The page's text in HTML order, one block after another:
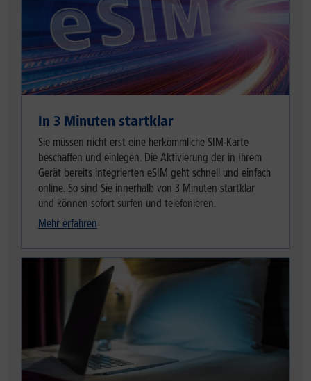
In 3 Minuten startklar
Sie müssen nicht erst eine herkömmliche SIM-Karte
beschaffen und einlegen. Die Aktivierung der in Ihrem
Gerät bereits integrierten eSIM geht schnell und einfach
online. So sind Sie innerhalb von 3 Minuten startklar
und können sofort surfen und telefonieren.
Mehr erfahren